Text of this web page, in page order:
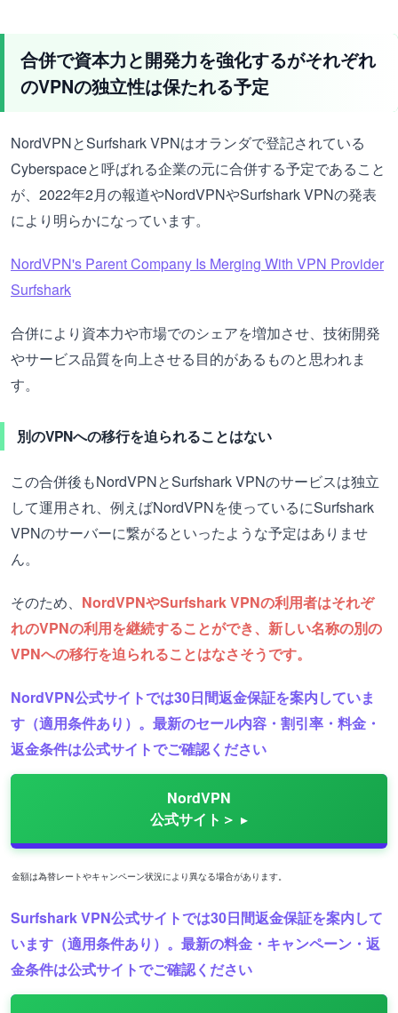
合併で資本力と開発力を強化するがそれぞれ
のVPNの独立性は保たれる予定
NordVPNとSurfshark VPNはオランダで登記されている
Cyberspaceと呼ばれる企業の元に合併する予定であること
が、2022年2月の報道やNordVPNやSurfshark VPNの発表
により明らかになっています。
NordVPN's Parent Company Is Merging With VPN Provider
Surfshark
合併により資本力や市場でのシェアを増加させ、技術開発
やサービス品質を向上させる目的があるものと思われま
す。
別のVPNへの移行を迫られることはない
この合併後もNordVPNとSurfshark VPNのサービスは独立
して運用され、例えばNordVPNを使っているにSurfshark
VPNのサーバーに繋がるといったような予定はありませ
ん。
そのため、 NordVPNやSurfshark VPNの利用者はそれぞ
れのVPNの利用を継続することができ、新しい名称の別の
VPNへの移行を迫られることはなさそうです。
NordVPN公式サイトでは30日間返金保証を案内していま
す（適用条件あり）。最新のセール内容・割引率・料金・
返金条件は公式サイトでご確認ください
NordVPN
公式サイト＞
金額は為替レートやキャンペーン状況により異なる場合があります。
Surfshark VPN公式サイトでは30日間返金保証を案内して
います（適用条件あり）。最新の料金・キャンペーン・返
金条件は公式サイトでご確認ください